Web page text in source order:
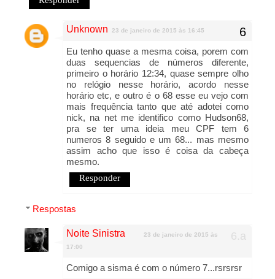
Unknown 23 de janeiro de 2015 às 16:45
Eu tenho quase a mesma coisa, porem com
duas sequencias de números diferente,
primeiro o horário 12:34, quase sempre olho
no relógio nesse horário, acordo nesse
horário etc, e outro é o 68 esse eu vejo com
mais frequência tanto que até adotei como
nick, na net me identifico como Hudson68,
pra se ter uma ideia meu CPF tem 6
numeros 8 seguido e um 68... mas mesmo
assim acho que isso é coisa da cabeça
mesmo.
Responder
Respostas
Noite Sinistra
23 de janeiro de 2015 às
17:00
Comigo a sisma é com o número 7...rsrsrsr